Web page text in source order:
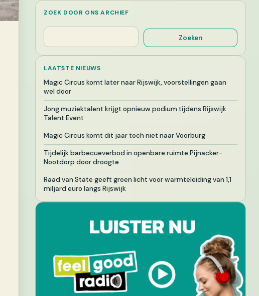
ZOEK DOOR ONS ARCHIEF
Zoeken
Zoeken
LAATSTE NIEUWS
Magic Circus komt later naar Rijswijk, voorstellingen gaan
wel door
Jong muziektalent krijgt opnieuw podium tijdens Rijswijk
Talent Event
Magic Circus komt dit jaar toch niet naar Voorburg
Tijdelijk barbecueverbod in openbare ruimte Pijnacker-
Nootdorp door droogte
Raad van State geeft groen licht voor warmteleiding van 1,1
miljard euro langs Rijswijk